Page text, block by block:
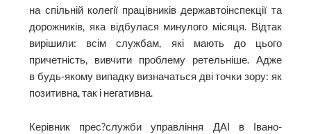
на спільній колегії працівників державтоінспекції та
дорожників, яка відбулася минулого місяця. Відтак
вирішили: всім службам, які мають до цього
причетність, вивчити проблему ретельніше. Адже
в будь-якому випадку визначаться дві точки зору: як
позитивна, так і негативна.
Керівник прес?служби управ­ління ДАІ в Івано-